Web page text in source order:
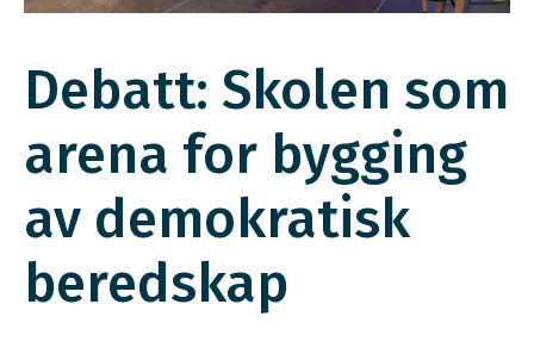
Debatt: Skolen som
arena for bygging
av demokratisk
beredskap